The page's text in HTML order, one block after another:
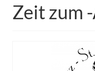
Veröffentlichungen
Zeit zum